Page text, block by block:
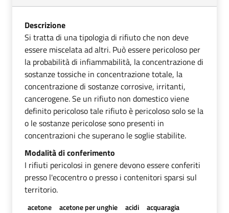
Descrizione
Si tratta di una tipologia di rifiuto che non deve
essere miscelata ad altri. Può essere pericoloso per
la probabilità di infiammabilità, la concentrazione di
sostanze tossiche in concentrazione totale, la
concentrazione di sostanze corrosive, irritanti,
cancerogene. Se un rifiuto non domestico viene
definito pericoloso tale rifiuto è pericoloso solo se la
o le sostanze pericolose sono presenti in
concentrazioni che superano le soglie stabilite.
Modalità di conferimento
I rifiuti pericolosi in genere devono essere conferiti
presso l'ecocentro o presso i contenitori sparsi sul
territorio.
acetone acetone per unghie acidi
acquaragia